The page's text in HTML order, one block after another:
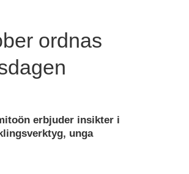
ordnas
erbjuder insikter i
unga